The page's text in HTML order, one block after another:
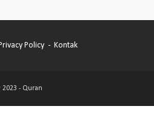
Policy Kontak
- Quran